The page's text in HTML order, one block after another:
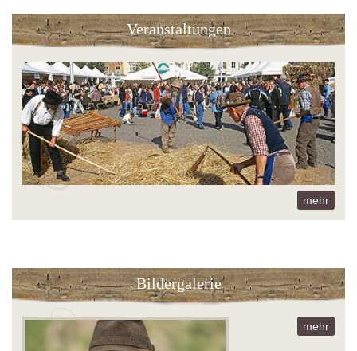
Veranstaltungen
mehr
Bildergalerie
mehr